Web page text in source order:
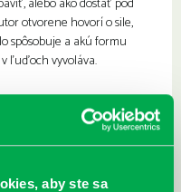
aby ste sa
alebo ako dostať pod
otvorene hovorí o sile,
spôsobuje a akú formu
ľuďoch vyvoláva.